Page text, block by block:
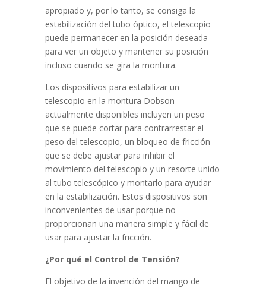
apropiado y, por lo tanto, se consiga la
estabilización del tubo óptico, el telescopio
puede permanecer en la posición deseada
para ver un objeto y mantener su posición
incluso cuando se gira la montura.
Los dispositivos para estabilizar un
telescopio en la montura Dobson
actualmente disponibles incluyen un peso
que se puede cortar para contrarrestar el
peso del telescopio, un bloqueo de fricción
que se debe ajustar para inhibir el
movimiento del telescopio y un resorte unido
al tubo telescópico y montarlo para ayudar
en la estabilización. Estos dispositivos son
inconvenientes de usar porque no
proporcionan una manera simple y fácil de
usar para ajustar la fricción.
¿Por qué el Control de Tensión?
El objetivo de la invención del mango de